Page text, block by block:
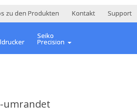
zu den Produkten Kontakt Support
Seiko
Precision
umrandet